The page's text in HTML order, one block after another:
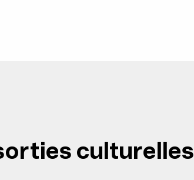
culturelles